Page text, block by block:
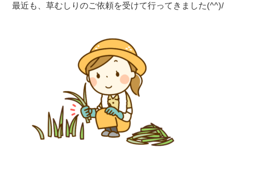
最近も、草むしりのご依頼を受けて行ってきました(^^)/